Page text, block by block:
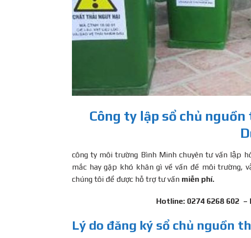
Công ty lập sổ chủ
công ty môi trường Bình Minh chuyên tư vấn lập
mắc hay gặp khó khăn gì về vấn đề môi trường,
chúng tôi để được hỗ trợ tư vấn miễn phí.
Hotline: 0274 6268 602 –
Lý do đăng ký sổ chủ nguồn